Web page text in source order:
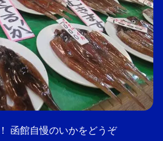
函館自慢のいかをどうぞ